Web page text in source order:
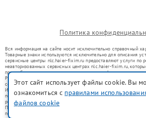
Политика
Вся информация на сайте носит исключительно справочный
Товарные знаки используются исключительно для описания
сервисные центры nlc.haier-fixim.ru предоставляют услуги по
неавторизованных сервисных центрах nlc.haier-fixim.ru,
правообладателями товарных знаков или их официальными
Ремонт осуществляется для устройств, уже введенных в
со статьей 1487 ГК РФ.
Использование товарных знаков не преследует цели
потребителей в заблуждение, а служит для информирования о
ремонту техники указанных брендов.
Представленная на сайте информация не является публичной
положениями Статьи 437(2) Гражданского кодекса РФ
Этот сайт использует файлы cookie. Вы
ознакомиться с правилами
файлов cookie